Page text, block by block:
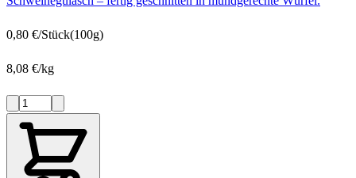
0,80 €/Stück(100g)
8,08 €/kg